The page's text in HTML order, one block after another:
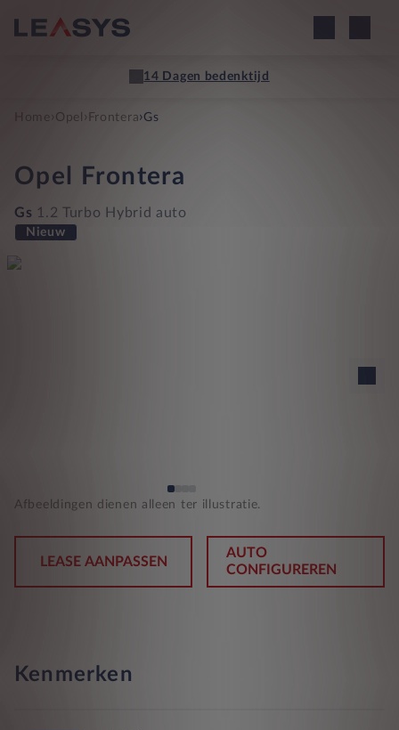
14 Dagen bedenktijd
Home › Opel › Frontera›Gs
Opel Frontera
Gs 1.2 Turbo Hybrid auto
Nieuw
Afbeeldingen dienen alleen ter illustratie.
LEASE AANPASSEN
AUTO
CONFIGUREREN
Kenmerken